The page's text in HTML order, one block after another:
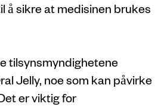
å sikre at medisinen brukes
tilsynsmyndighetene
Jelly, noe som kan påvirke
er viktig for